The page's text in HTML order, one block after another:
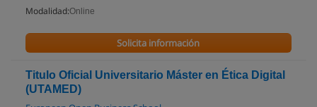
Modalidad:Online
Solicita información
Titulo Oficial Universitario Máster en Ética Digital
(UTAMED)